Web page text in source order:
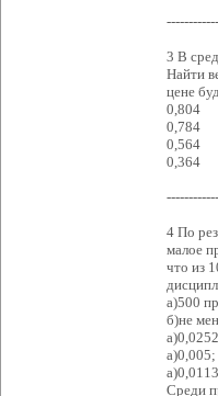
3 В
Найти
цене
0,804
0,784
0,564
0,364
4 По
малое
что из
а)500
б)не
Среди